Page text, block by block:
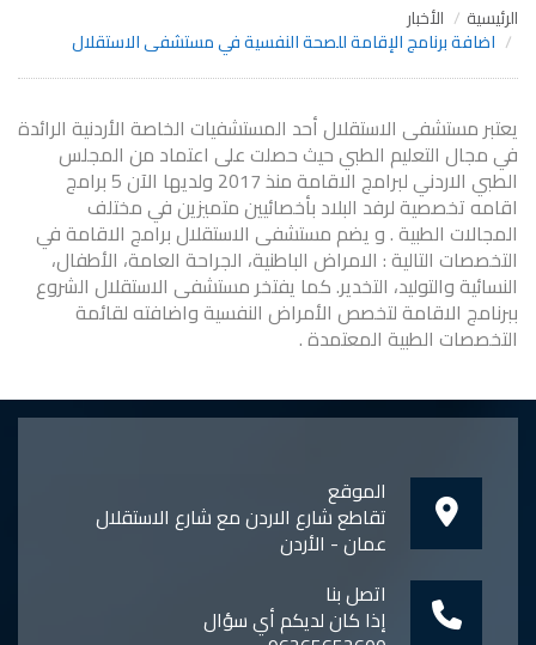
الرئيسية الأخبار
اضافة برنامج الإقامة للصحة النفسية في مستشفى الاستقلال
يعتبر مستشفى الاستقلال أحد المستشفيات الخاصة الأردنية الرائدة
في مجال التعليم الطبي حيث حصلت على اعتماد من المجلس
الطبي الاردني لبرامج الاقامة منذ 2017 ولديها الآن 5 برامج
اقامه تخصصية لرفد البلاد بأخصائيين متميزين في مختلف
المجالات الطبية . و يضم مستشفى الاستقلال برامج الاقامة في
التخصصات التالية : الامراض الباطنية، الجراحة العامة، الأطفال،
النسائية والتوليد، التخدير. كما يفتخر مستشفى الاستقلال الشروع
ببرنامج الاقامة لتخصص الأمراض النفسية واضافته لقائمة
التخصصات الطبية المعتمدة .
الموقع
تقاطع شارع الاردن مع شارع الاستقلال
عمان - الأردن
اتصل بنا
إذا كان لديكم أي سؤال